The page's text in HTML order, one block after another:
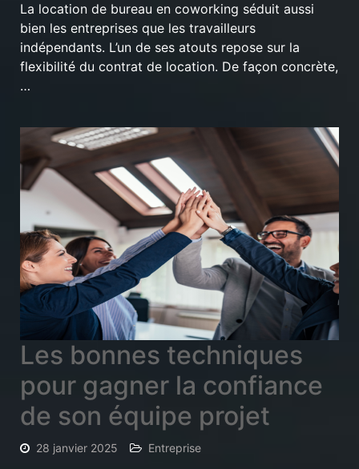
La location de bureau en coworking séduit aussi
bien les entreprises que les travailleurs
indépendants. L’un de ses atouts repose sur la
flexibilité du contrat de location. De façon concrète,
…
Les bonnes techniques
pour gagner la confiance
de son équipe projet
28 janvier 2025 Entreprise